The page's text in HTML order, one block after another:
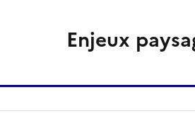
Enjeux